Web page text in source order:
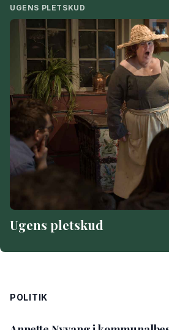
UGENS PLETSKUD
Ugens pletskud
POLITIK